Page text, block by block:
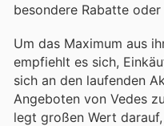
besondere Rabatte
Um das Maximum aus
empfiehlt es sich,
sich an den laufenden
Angeboten von Vedes
legt großen Wert